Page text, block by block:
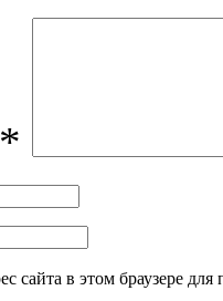
*
сайта в этом браузере